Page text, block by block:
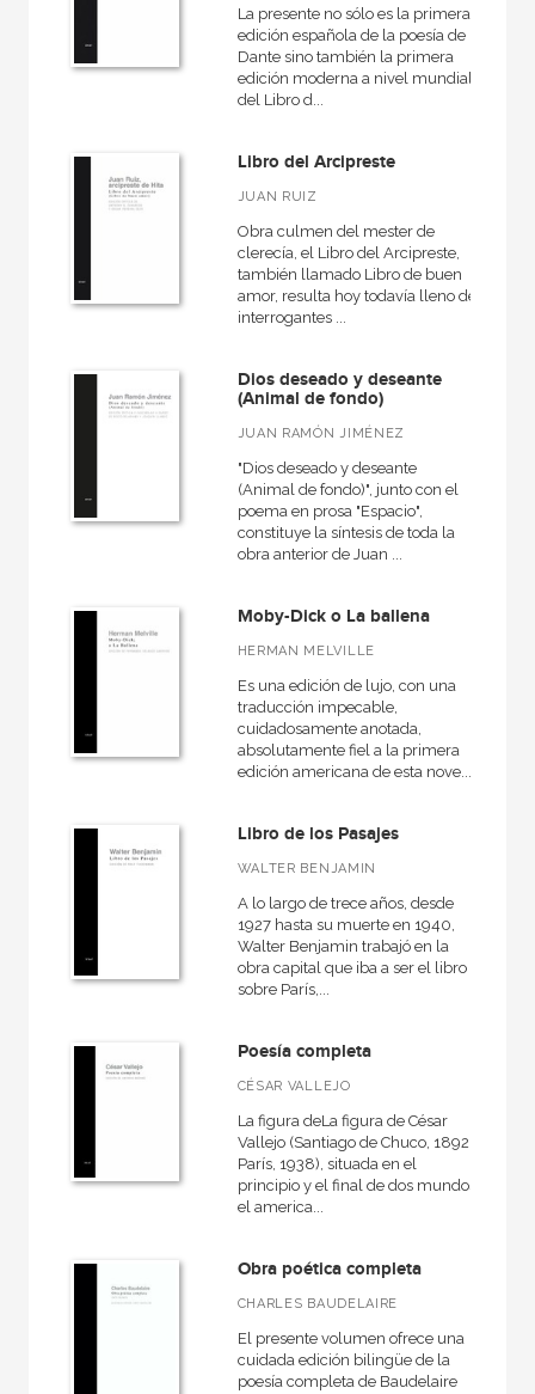
La presente no sólo es la primera
edición española de la poesía de
Dante sino también la primera
edición moderna a nivel mundial
del Libro d...
Libro del Arcipreste
JUAN RUIZ
Obra culmen del mester de
clerecía, el Libro del Arcipreste,
también llamado Libro de buen
amor, resulta hoy todavía lleno de
interrogantes ...
Dios deseado y deseante
(Animal de fondo)
JUAN RAMÓN JIMÉNEZ
"Dios deseado y deseante
(Animal de fondo)", junto con el
poema en prosa "Espacio",
constituye la síntesis de toda la
obra anterior de Juan ...
Moby-Dick o La ballena
HERMAN MELVILLE
Es una edición de lujo, con una
traducción impecable,
cuidadosamente anotada,
absolutamente fiel a la primera
edición americana de esta nove...
Libro de los Pasajes
WALTER BENJAMIN
A lo largo de trece años, desde
1927 hasta su muerte en 1940,
Walter Benjamin trabajó en la
obra capital que iba a ser el libro
sobre París,...
Poesía completa
CÉSAR VALLEJO
La figura deLa figura de César
Vallejo (Santiago de Chuco, 1892 
París, 1938), situada en el
principio y el final de dos mundos
el america...
Obra poética completa
CHARLES BAUDELAIRE
El presente volumen ofrece una
cuidada edición bilingüe de la
poesía completa de Baudelaire